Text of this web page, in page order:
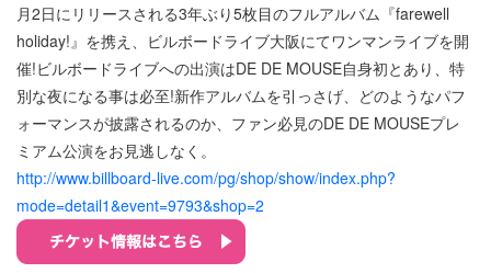
月2日にリリースされる3年ぶり5枚目のフルアルバム『farewell
holiday!』を携え、ビルボードライブ大阪にてワンマンライブを開
催!ビルボードライブへの出演はDE DE MOUSE自身初とあり、特
別な夜になる事は必至!新作アルバムを引っさげ、どのようなパフ
ォーマンスが披露されるのか、ファン必見のDE DE MOUSEプレ
ミアム公演をお見逃しなく。
http://www.billboard-live.com/pg/shop/show/index.php?
mode=detail1&event=9793&shop=2